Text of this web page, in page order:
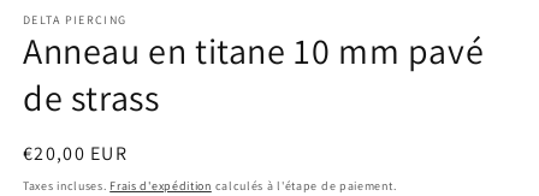
média
1
dans
fenêtre
modale
DELTA PIERCING
Anneau en titane 10 mm pavé
de strass
Prix
habituel
€20,00 EUR
Taxes incluses. Frais d'expédition calculés à l'étape de paiement.